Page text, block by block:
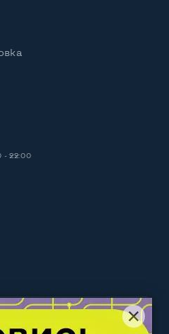
- 22:00
Слідкуйте за нами: